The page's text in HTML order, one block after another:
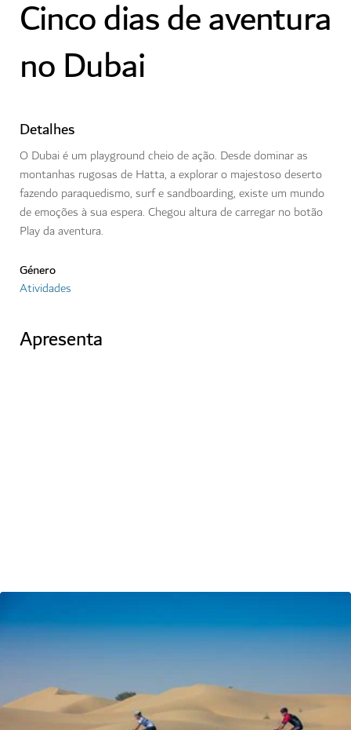
Cinco dias de aventura
no Dubai
Detalhes
O Dubai é um playground cheio de ação. Desde dominar as
montanhas rugosas de Hatta, a explorar o majestoso deserto
fazendo paraquedismo, surf e sandboarding, existe um mundo
de emoções à sua espera. Chegou altura de carregar no botão
Play da aventura.
Género
Atividades
Apresenta